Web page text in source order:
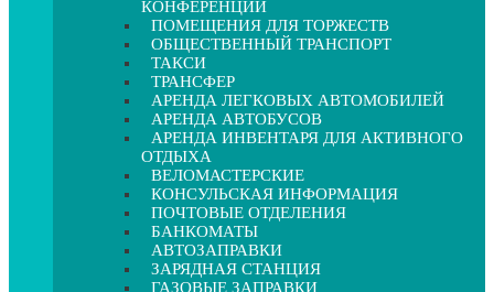
КОНФЕРЕНЦИЙ
ПОМЕЩЕНИЯ ДЛЯ ТОРЖЕСТВ
ОБЩЕСТВЕННЫЙ ТРАНСПОРТ
ТАКСИ
ТРАНСФЕР
АРЕНДА ЛЕГКОВЫХ АВТОМОБИЛЕЙ
АРЕНДА АВТОБУСОВ
АРЕНДА ИНВЕНТАРЯ ДЛЯ АКТИВНОГО
ОТДЫХА
ВЕЛОМАСТЕРСКИЕ
КОНСУЛЬСКАЯ ИНФОРМАЦИЯ
ПОЧТОВЫЕ ОТДЕЛЕНИЯ
БАНКОМАТЫ
АВТОЗАПРАВКИ
ЗАРЯДНАЯ СТАНЦИЯ
ГАЗОВЫЕ ЗАПРАВКИ